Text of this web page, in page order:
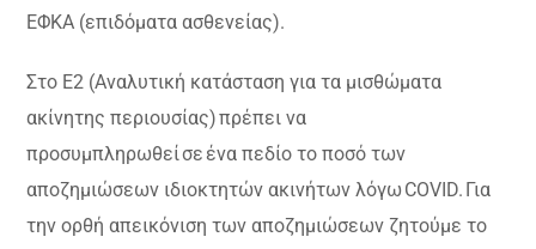
ΕΦΚΑ (επιδόματα ασθενείας).
Στο Ε2 (Αναλυτική κατάσταση για τα μισθώματα
ακίνητης περιουσίας) πρέπει να
προσυμπληρωθεί σε ένα πεδίο το ποσό των
αποζημιώσεων ιδιοκτητών ακινήτων λόγω COVID. Για
την ορθή απεικόνιση των αποζημιώσεων ζητούμε το